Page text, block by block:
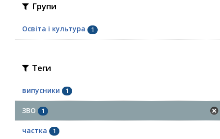
Групи
Освіта і культура 1
Теги
випусники 1
ЗВО 1
частка 1